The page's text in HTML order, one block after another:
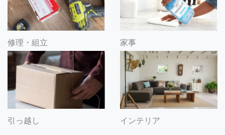
修理・組立 家事
引っ越し インテリア